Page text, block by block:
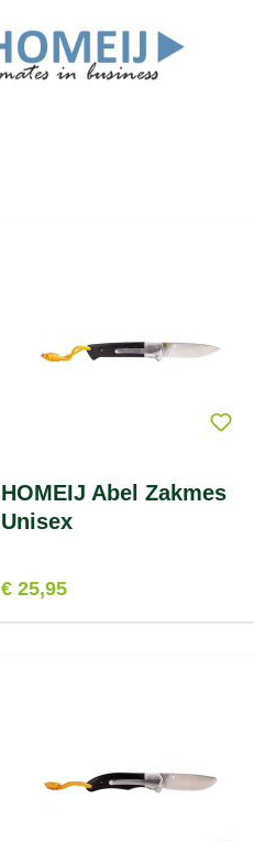
HOMEIJ Abel Zakmes
Unisex
€ 25,95